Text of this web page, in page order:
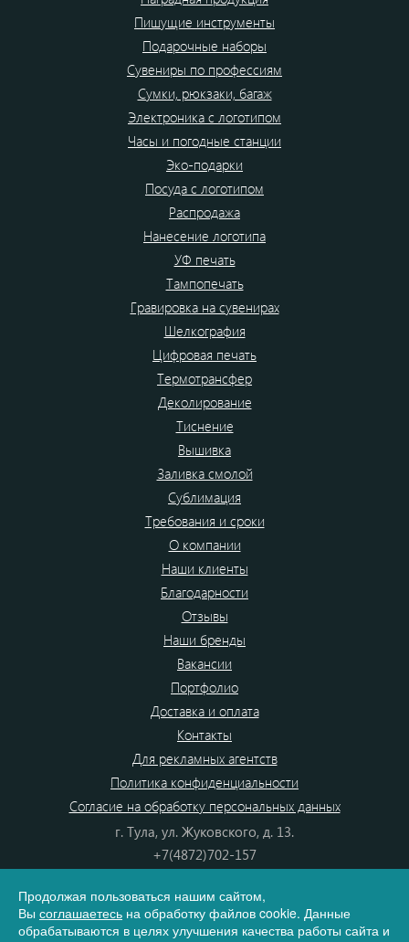
Пишущие инструменты
Подарочные наборы
Сувениры по профессиям
Сумки, рюкзаки, багаж
Электроника с логотипом
Часы и погодные станции
Эко-подарки
Посуда с логотипом
Распродажа
Нанесение логотипа
УФ печать
Тампопечать
Гравировка на сувенирах
Шелкография
Цифровая печать
Термотрансфер
Деколирование
Тиснение
Вышивка
Заливка смолой
Сублимация
Требования и сроки
О компании
Наши клиенты
Благодарности
Отзывы
Наши бренды
Вакансии
Портфолио
Доставка и оплата
Контакты
Для рекламных агентств
Политика конфиденциальности
Согласие на обработку персональных данных
г. Тула, ул. Жуковского, д. 13.
+7(4872)702-157
8(800) 555-80-87
e-mail:info@dono.su
Продолжая пользоваться нашим сайтом,
Вы соглашаетесь на обработку файлов cookie. Данные
обрабатываются в целях улучшения качества работы сайта и